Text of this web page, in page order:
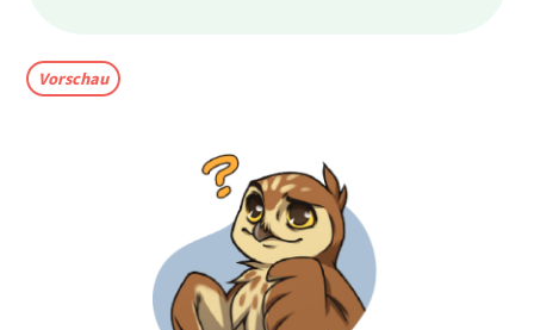
Vorschau